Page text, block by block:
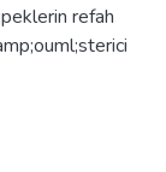
refah